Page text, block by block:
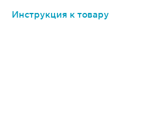
Инструкция к товару